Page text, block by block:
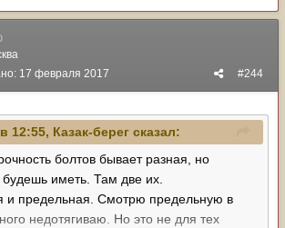
#244
17 февраля 2017
12:55, Казак-берег сказал:
болтов бывает разная, но
будешь иметь. Там две их.
и предельная. Смотрю предельную в
недотягиваю. Но это не для тех